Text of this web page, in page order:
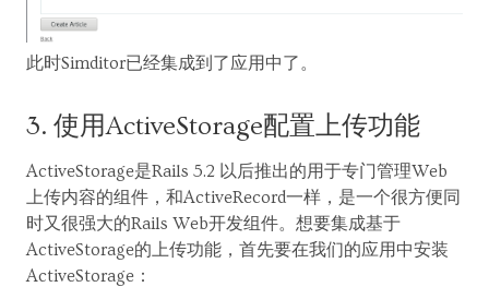
此时Simditor已经集成到了应用中了。
3. 使用ActiveStorage配置上传功能
ActiveStorage是Rails 5.2 以后推出的用于专门管理Web
上传内容的组件，和ActiveRecord一样，是一个很方便同
时又很强大的Rails Web开发组件。想要集成基于
ActiveStorage的上传功能，首先要在我们的应用中安装
ActiveStorage：